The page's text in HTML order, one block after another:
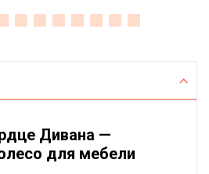
Дивана —
для мебели